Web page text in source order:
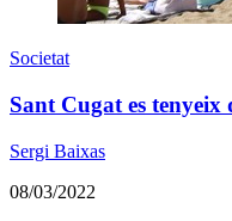
Societat
Sant Cugat es tenyeix
Sergi Baixas
08/03/2022